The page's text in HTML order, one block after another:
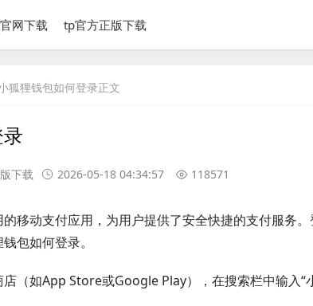
网下载 tp官方正版下载
狐狸钱包如何登录正文
下载 2026-05-18 04:34:57 118571
移动支付应用，为用户提供了安全快捷的支付服务
包如何登录。
（如App Store或Google Play），在搜索栏中输入“